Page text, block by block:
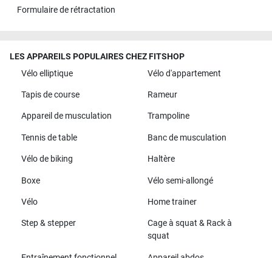
Formulaire de rétractation
LES APPAREILS POPULAIRES CHEZ FITSHOP
Vélo elliptique
Vélo d'appartement
Tapis de course Rameur
Appareil de musculation Trampoline
Tennis de table Banc de musculation
Vélo de biking Haltère
Boxe Vélo semi-allongé
Vélo Home trainer
Step & stepper
Cage à squat & Rack à
squat